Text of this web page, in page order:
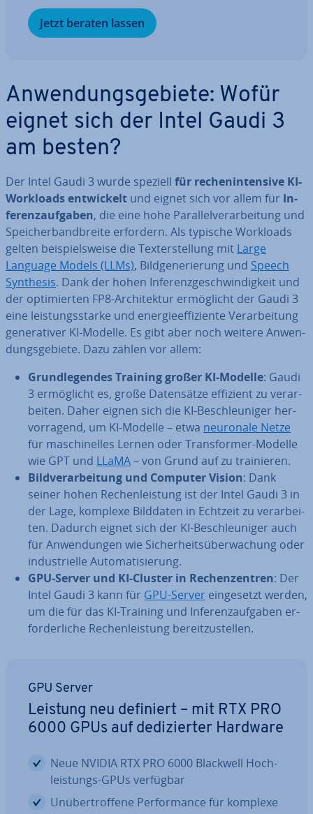
Jetzt beraten lassen
An­wen­dungs­ge­bie­te: Wofür
eignet sich der Intel Gaudi 3
am besten?
Der Intel Gaudi 3 wurde speziell für re­chen­in­ten­si­ve KI-
Workloads ent­wi­ckelt und eignet sich vor allem für In­
fe­renz­auf­ga­ben, die eine hohe Par­al­lel­ver­ar­bei­tung und
Spei­cher­band­brei­te erfordern. Als typische Workloads
gelten bei­spiels­wei­se die Tex­terstel­lung mit Large
Language Models (LLMs), Bild­ge­ne­rie­rung und Speech
Synthesis. Dank der hohen In­fe­renz­ge­schwin­dig­keit und
der op­ti­mier­ten FP8-Ar­chi­tek­tur er­mög­licht der Gaudi 3
eine leis­tungs­star­ke und en­er­gie­ef­fi­zi­en­te Ver­ar­bei­tung
ge­ne­ra­ti­ver KI-Modelle. Es gibt aber noch weitere An­wen­
dungs­ge­bie­te. Dazu zählen vor allem:
Grund­le­gen­des Training großer KI-Modelle: Gaudi
3 er­mög­licht es, große Da­ten­sät­ze effizient zu ver­ar­
bei­ten. Daher eignen sich die KI-Be­schleu­ni­ger her­
vor­ra­gend, um KI-Modelle – etwa neuronale Netze
für ma­schi­nel­les Lernen oder Trans­for­mer-Modelle
wie GPT und LLaMA– von Grund auf zu trai­nie­ren.
Bild­ver­ar­bei­tung und Computer Vision: Dank
seiner hohen Re­chen­leis­tung ist der Intel Gaudi 3 in
der Lage, komplexe Bilddaten in Echtzeit zu ver­ar­bei­
ten. Dadurch eignet sich der KI-Be­schleu­ni­ger auch
für An­wen­dun­gen wie Si­cher­heits­über­wa­chung oder
in­dus­tri­el­le Au­to­ma­ti­sie­rung.
GPU-Server und KI-Cluster in Re­chen­zen­tren: Der
Intel Gaudi 3 kann für GPU-Server ein­ge­setzt werden,
um die für das KI-Training und In­fe­renz­auf­ga­ben er­
for­der­li­che Re­chen­leis­tung be­reit­zu­stel­len.
GPU Server
Leistung neu definiert – mit RTX PRO
6000 GPUs auf de­di­zier­ter Hardware
Neue NVIDIA RTX PRO 6000 Blackwell Hoch­
leis­tungs-GPUs verfügbar
Un­über­trof­fe­ne Per­for­mance für komplexe